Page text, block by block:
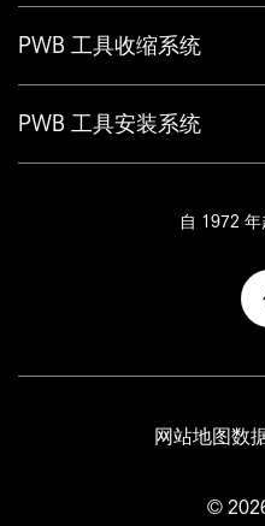
PWB 工具收缩系统
PWB 工具安装系统
自 1972
网站地图数
©